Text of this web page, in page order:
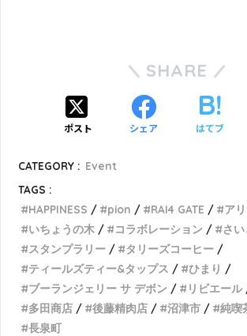
SHARE
ポスト シェア はてブ
CATEGORY : Event
TAGS :
HAPPINESS
pion RAI4 GATE
ア
いちょうの木
コラボレーション
さ
スタンプラリー
タリーズコーヒー
ティールズティー&タップス
ひまり
ブーランジェリー サ デボン
リビエール
多田商店
後藤精肉店 沼津市
純喫
長泉町